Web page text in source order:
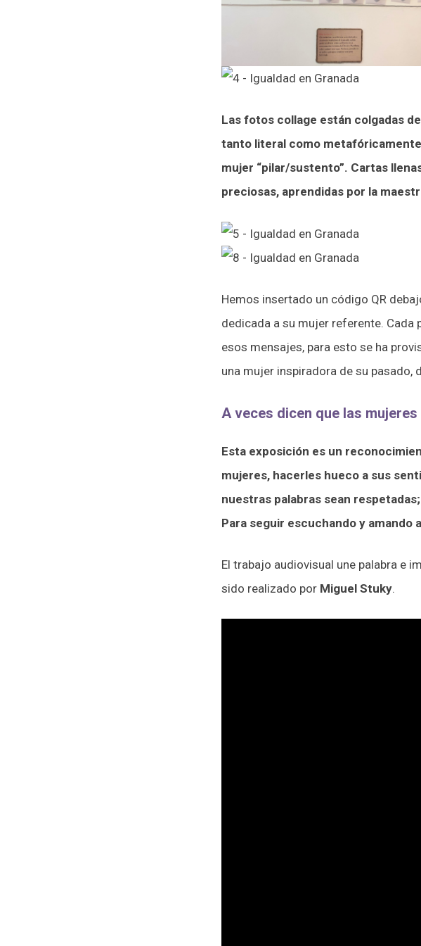
Las fotos collage están colgadas
tanto literal como
mujer “pilar/sustento”. Cartas
preciosas, aprendidas por la
Hemos insertado un código QR
dedicada a su mujer referente. Cada
esos mensajes, para esto se ha
una mujer inspiradora de su pasado,
A veces dicen que las
Esta exposición es un
mujeres, hacerles hueco a sus
nuestras palabras sean
Para seguir escuchando y amando
El trabajo audiovisual une palabra e
sido realizado por Miguel Stuky.